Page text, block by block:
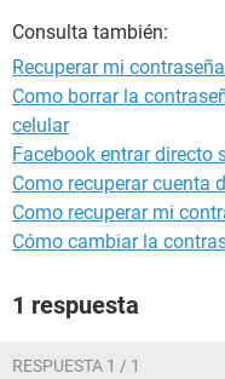
Consulta también:
Recuperar mi
Como borrar la
celular
Facebook entrar directo
Como recuperar cuenta
Como recuperar mi
Cómo cambiar la
1 respuesta
RESPUESTA 1 / 1